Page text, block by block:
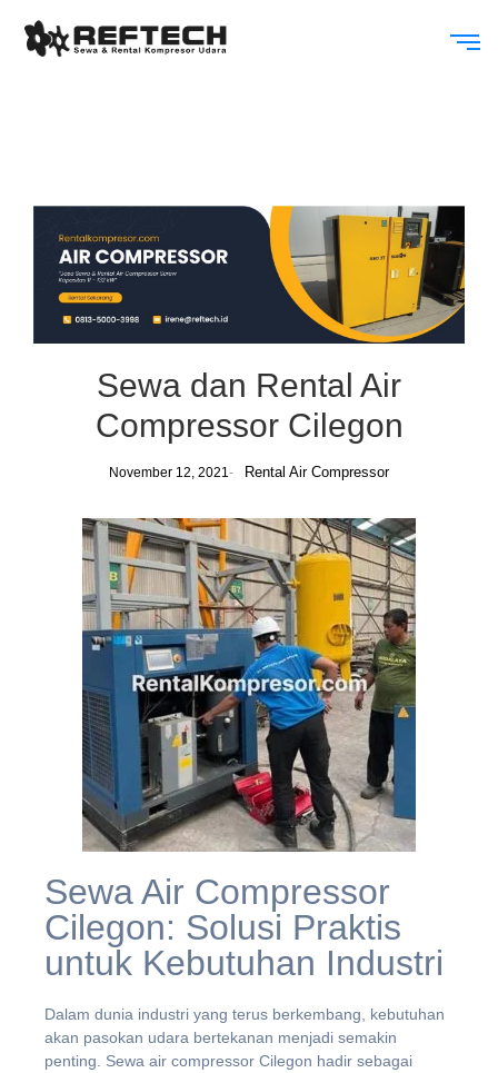
Sewa dan Rental Air
Compressor Cilegon
November 12, 2021- Rental Air Compressor
Sewa Air Compressor
Cilegon: Solusi Praktis
untuk Kebutuhan Industri
Dalam dunia industri yang terus berkembang, kebutuhan
akan pasokan udara bertekanan menjadi semakin
penting. Sewa air compressor Cilegon hadir sebagai